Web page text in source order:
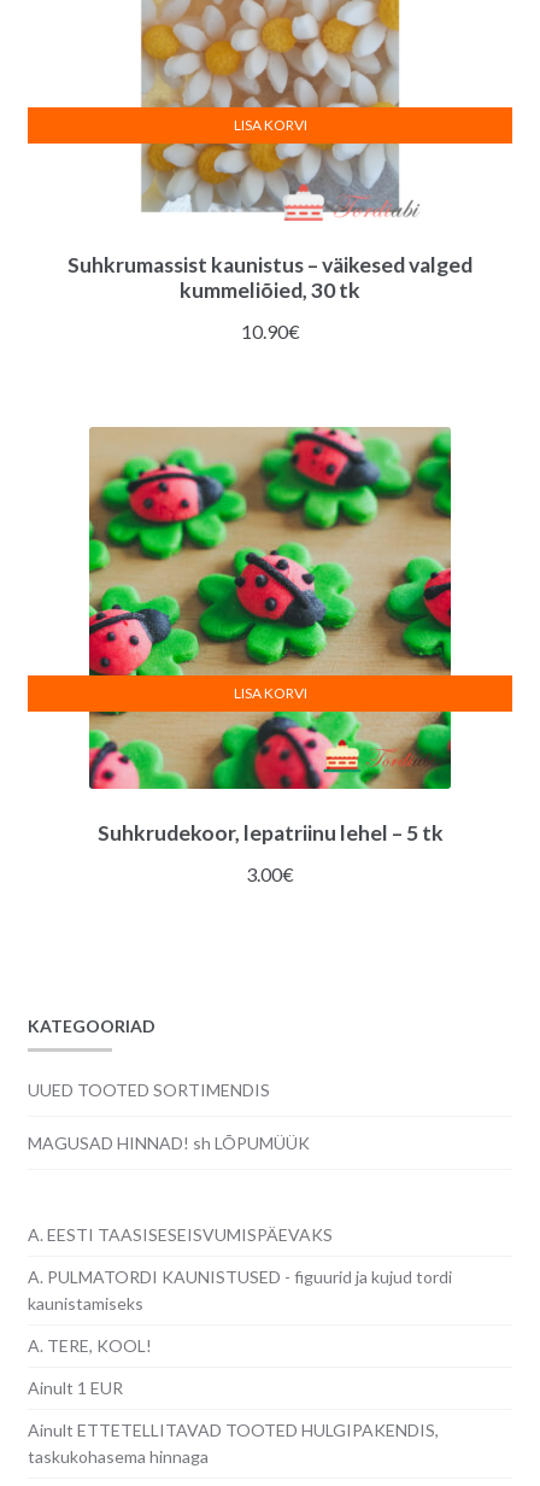
Suhkrumassist kaunistus – väikesed valged
kummeliõied, 30 tk
10.90€
LISA KORVI
Suhkrudekoor, lepatriinu lehel – 5 tk
3.00€
LISA KORVI
KATEGOORIAD
UUED TOOTED SORTIMENDIS
MAGUSAD HINNAD! sh LÕPUMÜÜK
A. EESTI TAASISESEISVUMISPÄEVAKS
A. PULMATORDI KAUNISTUSED - figuurid ja kujud tordi
kaunistamiseks
A. TERE, KOOL!
Ainult 1 EUR
Ainult ETTETELLITAVAD TOOTED HULGIPAKENDIS,
taskukohasema hinnaga